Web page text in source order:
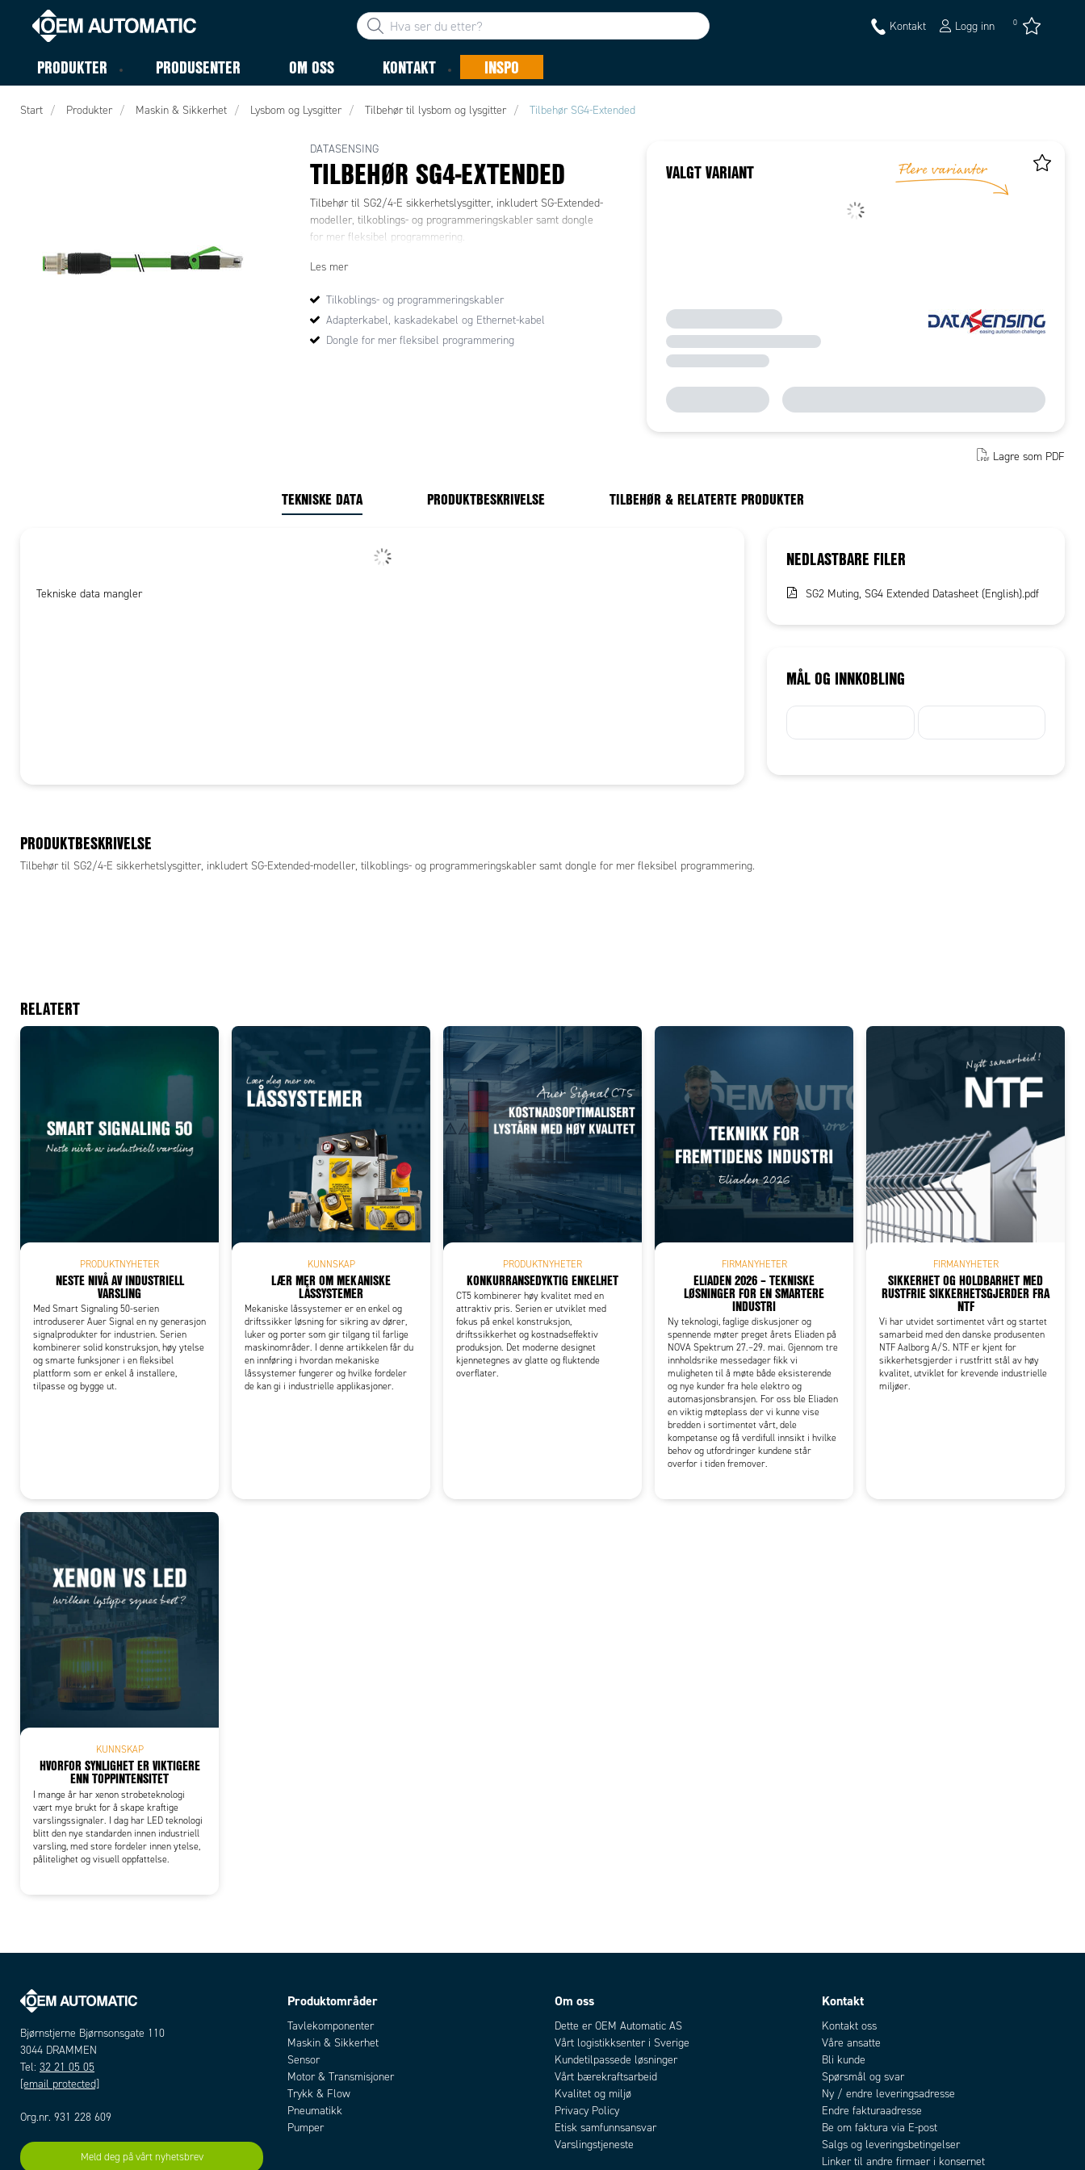
Kontakt Logg inn 0
PRODUKTER PRODUSENTER OM OSS KONTAKT INSPO
Start Produkter Maskin & Sikkerhet Lysbom og Lysgitter Tilbehør til lysbom og lysgitter Tilbehør SG4-Extended
DATASENSING
TILBEHØR SG4-EXTENDED
Tilbehør til SG2/4-E sikkerhetslysgitter, inkludert SG-Extended-
modeller, tilkoblings- og programmeringskabler samt dongle
for mer fleksibel programmering.
Les mer
Tilkoblings- og programmeringskabler
Adapterkabel, kaskadekabel og Ethernet-kabel
Dongle for mer fleksibel programmering
VALGT VARIANT
Lagre som PDF
TEKNISKE DATA PRODUKTBESKRIVELSE TILBEHØR & RELATERTE PRODUKTER
Tekniske data mangler
NEDLASTBARE FILER
SG2 Muting, SG4 Extended Datasheet (English).pdf
MÅL OG INNKOBLING
PRODUKTBESKRIVELSE
Tilbehør til SG2/4-E sikkerhetslysgitter, inkludert SG-Extended-modeller, tilkoblings- og programmeringskabler samt dongle for mer fleksibel programmering.
Add to existing cart row Add as new cart row
RELATERT
PRODUKTNYHETER
NESTE NIVÅ AV INDUSTRIELL
VARSLING
Med Smart Signaling 50-serien
introduserer Auer Signal en ny generasjon
signalprodukter for industrien. Serien
kombinerer solid konstruksjon, høy ytelse
og smarte funksjoner i en fleksibel
plattform som er enkel å installere,
tilpasse og bygge ut.
KUNNSKAP
LÆR MER OM MEKANISKE
LÅSSYSTEMER
Mekaniske låssystemer er en enkel og
driftssikker løsning for sikring av dører,
luker og porter som gir tilgang til farlige
maskinområder. I denne artikkelen får du
en innføring i hvordan mekaniske
låssystemer fungerer og hvilke fordeler
de kan gi i industrielle applikasjoner.
PRODUKTNYHETER
KONKURRANSEDYKTIG ENKELHET
CT5 kombinerer høy kvalitet med en
attraktiv pris. Serien er utviklet med
fokus på enkel konstruksjon,
driftssikkerhet og kostnadseffektiv
produksjon. Det moderne designet
kjennetegnes av glatte og fluktende
overflater.
FIRMANYHETER
ELIADEN 2026 – TEKNISKE
LØSNINGER FOR EN SMARTERE
INDUSTRI
Ny teknologi, faglige diskusjoner og
spennende møter preget årets Eliaden på
NOVA Spektrum 27.–29. mai. Gjennom tre
innholdsrike messedager fikk vi
muligheten til å møte både eksisterende
og nye kunder fra hele elektro og
automasjonsbransjen. For oss ble Eliaden
en viktig møteplass der vi kunne vise
bredden i sortimentet vårt, dele
kompetanse og få verdifull innsikt i hvilke
behov og utfordringer kundene står
overfor i tiden fremover.
FIRMANYHETER
SIKKERHET OG HOLDBARHET MED
RUSTFRIE SIKKERHETSGJERDER FRA
NTF
Vi har utvidet sortimentet vårt og startet
samarbeid med den danske produsenten
NTF Aalborg A/S. NTF er kjent for
sikkerhetsgjerder i rustfritt stål av høy
kvalitet, utviklet for krevende industrielle
miljøer.
KUNNSKAP
HVORFOR SYNLIGHET ER VIKTIGERE
ENN TOPPINTENSITET
I mange år har xenon strobeteknologi
vært mye brukt for å skape kraftige
varslingssignaler. I dag har LED teknologi
blitt den nye standarden innen industriell
varsling, med store fordeler innen ytelse,
pålitelighet og visuell oppfattelse.
Bjørnstjerne Bjørnsonsgate 110
3044 DRAMMEN
Tel: 32 21 05 05
[email protected]
Org.nr. 931 228 609
Meld deg på vårt nyhetsbrev
Produktområder
Tavlekomponenter
Maskin & Sikkerhet
Sensor
Motor & Transmisjoner
Trykk & Flow
Pneumatikk
Pumper
Om oss
Dette er OEM Automatic AS
Vårt logistikksenter i Sverige
Kundetilpassede løsninger
Vårt bærekraftsarbeid
Kvalitet og miljø
Privacy Policy
Etisk samfunnsansvar
Varslingstjeneste
Kontakt
Kontakt oss
Våre ansatte
Bli kunde
Spørsmål og svar
Ny / endre leveringsadresse
Endre fakturaadresse
Be om faktura via E-post
Salgs og leveringsbetingelser
Linker til andre firmaer i konsernet